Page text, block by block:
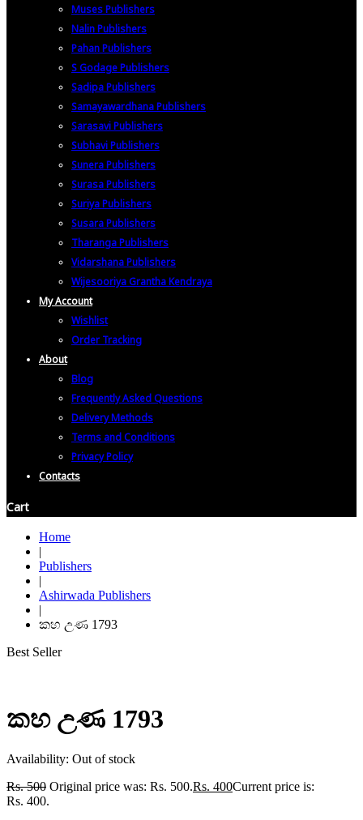
Muses Publishers
Nalin Publishers
Pahan Publishers
S Godage Publishers
Sadipa Publishers
Samayawardhana Publishers
Sarasavi Publishers
Subhavi Publishers
Sunera Publishers
Surasa Publishers
Suriya Publishers
Susara Publishers
Tharanga Publishers
Vidarshana Publishers
Wijesooriya Grantha Kendraya
My Account
Wishlist
Order Tracking
About
Blog
Frequently Asked Questions
Delivery Methods
Terms and Conditions
Privacy Policy
Contacts
Cart
Home
|
Publishers
|
Ashirwada Publishers
|
කහ උණ 1793
Best Seller
කහ උණ 1793
Availability: Out of stock
Rs.500 Original price was: Rs. 500.Rs. 400Current price is:
Rs. 400.